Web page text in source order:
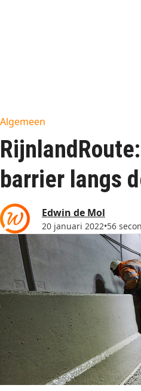
Algemeen
barrier langs
Edwin de Mol
20 januari 2022•56